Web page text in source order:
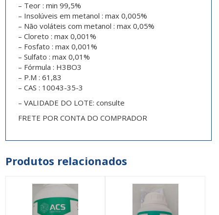
– Teor : min 99,5%
– Insolúveis em metanol : max 0,005%
– Não voláteis com metanol : max 0,05%
– Cloreto : max 0,001%
– Fosfato : max 0,001%
– Sulfato : max 0,01%
– Fórmula : H3BO3
– P.M : 61,83
– CAS : 10043-35-3
– VALIDADE DO LOTE: consulte
FRETE POR CONTA DO COMPRADOR
Produtos relacionados